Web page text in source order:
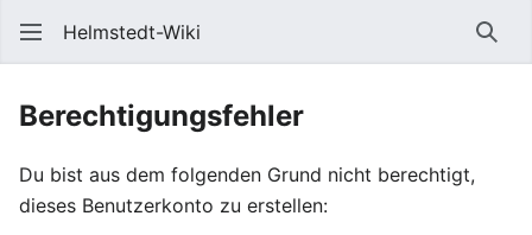
Helmstedt-Wiki
Berechtigungsfehler
Du bist aus dem folgenden Grund nicht berechtigt,
dieses Benutzerkonto zu erstellen: